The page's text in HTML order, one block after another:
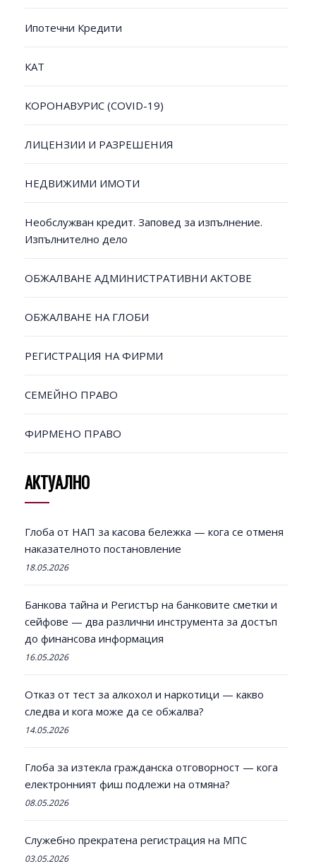
Ипотечни Кредити
КАТ
КОРОНАВУРИС (COVID-19)
ЛИЦЕНЗИИ И РАЗРЕШЕНИЯ
НЕДВИЖИМИ ИМОТИ
Необслужван кредит. Заповед за изпълнение.
Изпълнително дело
ОБЖАЛВАНЕ АДМИНИСТРАТИВНИ АКТОВЕ
ОБЖАЛВАНЕ НА ГЛОБИ
РЕГИСТРАЦИЯ НА ФИРМИ
СЕМЕЙНО ПРАВО
ФИРМЕНО ПРАВО
АКТУАЛНО
Глоба от НАП за касова бележка — кога се отменя
наказателното постановление
18.05.2026
Банкова тайна и Регистър на банковите сметки и
сейфове — два различни инструмента за достъп
до финансова информация
16.05.2026
Отказ от тест за алкохол и наркотици — какво
следва и кога може да се обжалва?
14.05.2026
Глоба за изтекла гражданска отговорност — кога
електронният фиш подлежи на отмяна?
08.05.2026
Служебно прекратена регистрация на МПС
03.05.2026